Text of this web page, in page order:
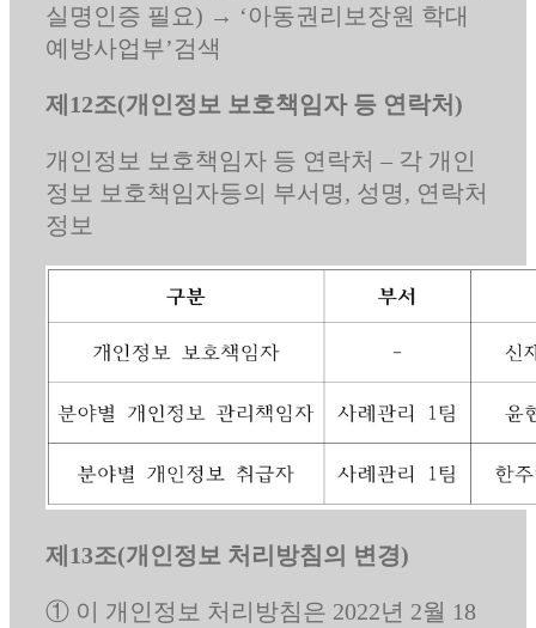
실명인증 필요) → ‘아동권리보장원 학대
예방사업부’검색
제12조(개인정보 보호책임자 등 연락처)
개인정보 보호책임자 등 연락처 – 각 개인
정보 보호책임자등의 부서명, 성명, 연락처
정보
제13조(개인정보 처리방침의 변경)
① 이 개인정보 처리방침은 2022년 2월 18